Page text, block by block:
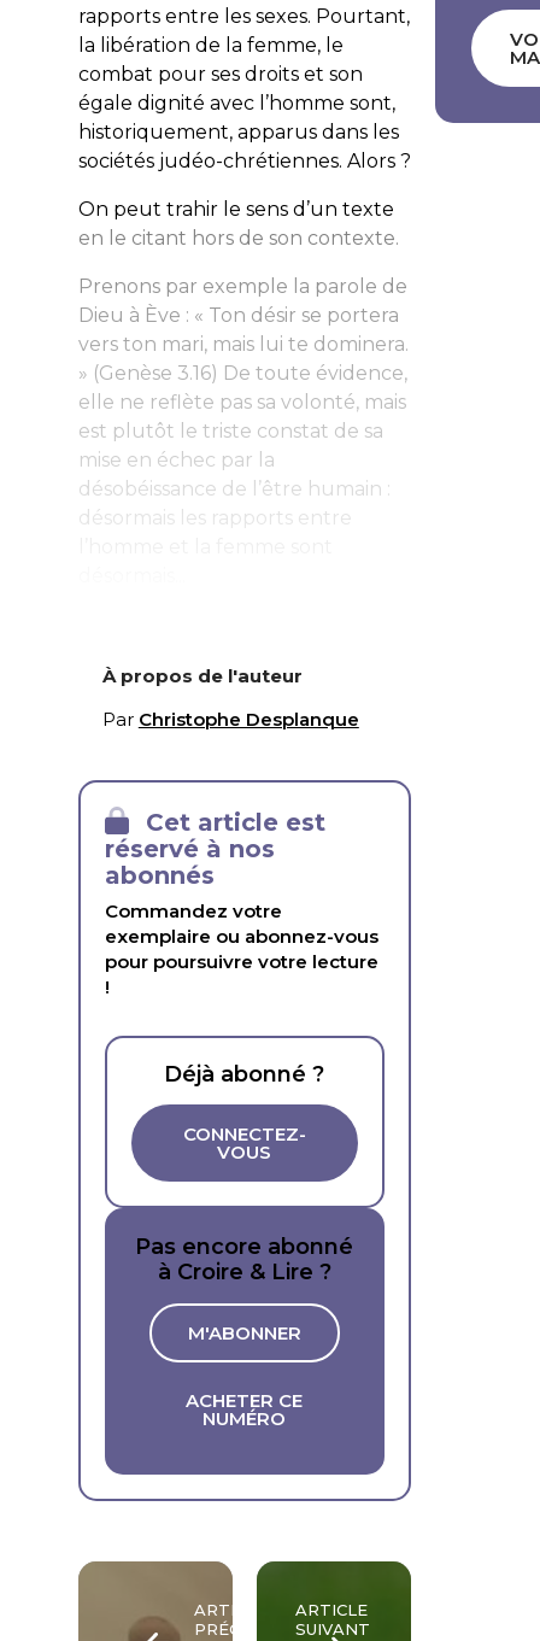
rapports entre les sexes. Pourtant,
la libération de la femme, le
combat pour ses droits et son
égale dignité avec l’homme sont,
historiquement, apparus dans les
sociétés judéo-chrétiennes. Alors ?
On peut trahir le sens d’un texte
en le citant hors de son contexte.
Prenons par exemple la parole de
Dieu à Ève : « Ton désir se portera
vers ton mari, mais lui te dominera.
» (Genèse 3.16) De toute évidence,
elle ne reflète pas sa volonté, mais
est plutôt le triste constat de sa
mise en échec par la
désobéissance de l’être humain :
désormais les rapports entre
À propos de l'auteur
Par Christophe Desplanque
Cet article est
réservé à nos
abonnés
Commandez votre
exemplaire ou abonnez-vous
pour poursuivre votre lecture
!
Déjà abonné ?
CONNECTEZ-
VOUS
Pas encore abonné
à Croire & Lire ?
M'ABONNER
ACHETER CE
NUMÉRO
ARTICLE
PRÉCÉDENT
ARTICLE
SUIVANT